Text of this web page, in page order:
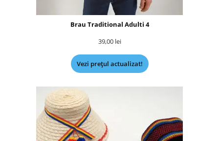
Brau Traditional Adulti 4
39,00 lei
Vezi prețul actualizat!